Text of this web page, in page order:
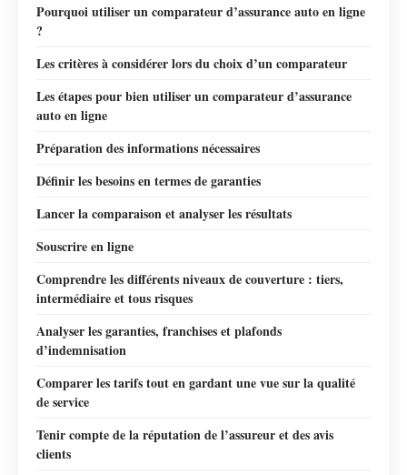
Pourquoi utiliser un comparateur d’assurance auto en ligne
?
Les critères à considérer lors du choix d’un comparateur
Les étapes pour bien utiliser un comparateur d’assurance
auto en ligne
Préparation des informations nécessaires
Définir les besoins en termes de garanties
Lancer la comparaison et analyser les résultats
Souscrire en ligne
Comprendre les différents niveaux de couverture : tiers,
intermédiaire et tous risques
Analyser les garanties, franchises et plafonds
d’indemnisation
Comparer les tarifs tout en gardant une vue sur la qualité
de service
Tenir compte de la réputation de l’assureur et des avis
clients